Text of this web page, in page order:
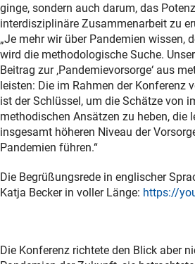
ginge, sondern auch darum, das
interdisziplinäre Zusammenarbeit zu
„Je mehr wir über Pandemien wissen,
wird die methodologische Suche.
Beitrag zur ‚Pandemievorsorge‘ aus
leisten: Die im Rahmen der Konferenz
ist der Schlüssel, um die Schätze von
methodischen Ansätzen zu heben, die
insgesamt höheren Niveau der
Pandemien führen.“
Die Begrüßungsrede in englischer
Katja Becker in voller Länge: https://
Die Konferenz richtete den Blick aber